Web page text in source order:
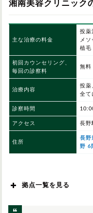
湘南美容クリニック
主な治療の料金
投薬
メ
植毛
初回カウンセリング、
毎回の診察料
無料
治療内容
投薬
全て
診察時間
アクセス 長野
住所
長野
野 6
拠点一覧を見る